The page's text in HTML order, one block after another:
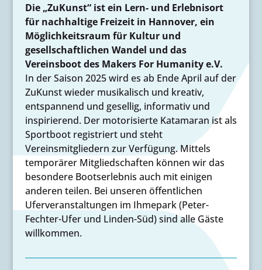
Die „ZuKunst“ ist ein Lern- und Erlebnisort
für nachhaltige Freizeit in Hannover, ein
Möglichkeitsraum für Kultur und
gesellschaftlichen Wandel und das
Vereinsboot des Makers For Humanity e.V.
In der Saison 2025 wird es ab Ende April auf der
ZuKunst wieder musikalisch und kreativ,
entspannend und gesellig, informativ und
inspirierend. Der motorisierte Katamaran ist als
Sportboot registriert und steht
Vereinsmitgliedern zur Verfügung. Mittels
temporärer Mitgliedschaften können wir das
besondere Bootserlebnis auch mit einigen
anderen teilen. Bei unseren öffentlichen
Uferveranstaltungen im Ihmepark (Peter-
Fechter-Ufer und Linden-Süd) sind alle Gäste
willkommen.